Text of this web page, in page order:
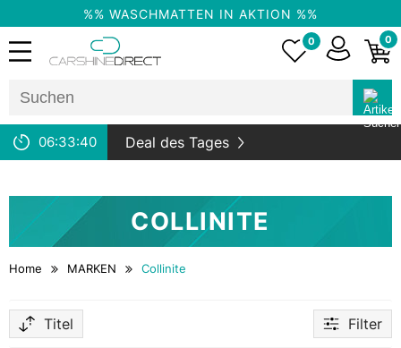
%% WASCHMATTEN IN AKTION %%
0 0
06:33:40 Deal des Tages
COLLINITE
Home MARKEN Collinite
Titel Filter